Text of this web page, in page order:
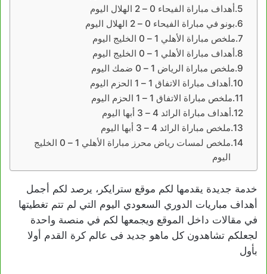
أهداف مباراة الفيحاء 0 – 2 الهلال اليوم
بونو في مباراة الفيحاء 0 – 2 الهلال اليوم
ملخص مباراة الأهلي 1 – 0 الخليج اليوم
أهداف مباراة الأهلي 1 – 0 الخليج اليوم
ملخص مباراة الرياض 1 – 0 ضمك اليوم
أهداف مباراة الاتفاق 1 – 1 الحزم اليوم
ملخص مباراة الاتفاق 1 – 1 الحزم اليوم
أهداف مباراة الرائد 4 – 3 أبها اليوم
ملخص مباراة الرائد 4 – 3 أبها اليوم
ملخص لمسات رياض محرز مباراة الأهلي 1 – 0 الخليج
اليوم
خدمة جديدة يقدمها لكم موقع سترايكر، يرصد لكم أجمل
أهداف مباريات الدوري السعودي اليوم التي لم تتم تغطيتها
في مقالات داخل الموقع ويجمعها لكم في منصىة واحدة
لجعلكم تشاهدون كل ماهو جديد فى عالم كرة القدم أولا
بأول